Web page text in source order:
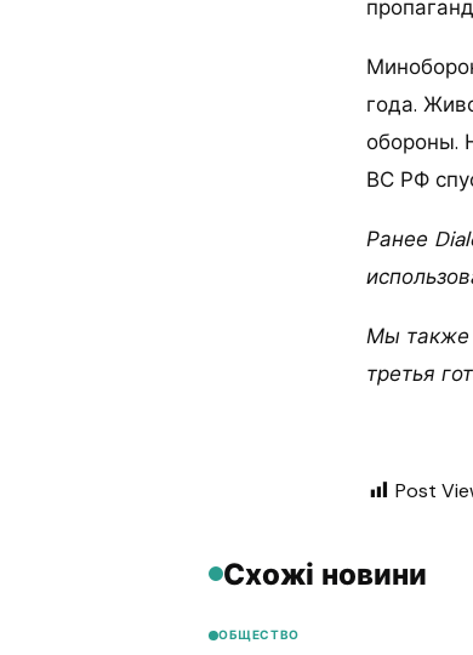
года.
обороны.
ВС РФ
Ранее
Мы также
третья
Post
Схожі новини
ОБЩЕСТВО